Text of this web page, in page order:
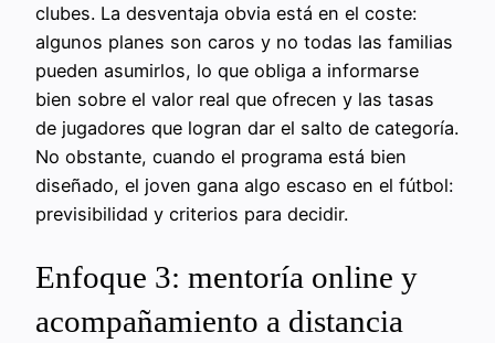
clubes. La desventaja obvia está en el coste:
algunos planes son caros y no todas las familias
pueden asumirlos, lo que obliga a informarse
bien sobre el valor real que ofrecen y las tasas
de jugadores que logran dar el salto de categoría.
No obstante, cuando el programa está bien
diseñado, el joven gana algo escaso en el fútbol:
previsibilidad y criterios para decidir.
Enfoque 3: mentoría online y
acompañamiento a distancia